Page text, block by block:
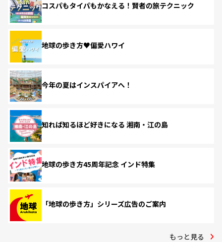
コスパもタイパもかなえる！賢者の旅テクニック
地球の歩き方♥偏愛ハワイ
今年の夏はインスパイアへ！
知れば知るほど好きになる 湘南・江の島
地球の歩き方45周年記念 インド特集
「地球の歩き方」シリーズ広告のご案内
もっと見る